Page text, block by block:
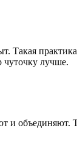
Такая
чуточку лучше.
и